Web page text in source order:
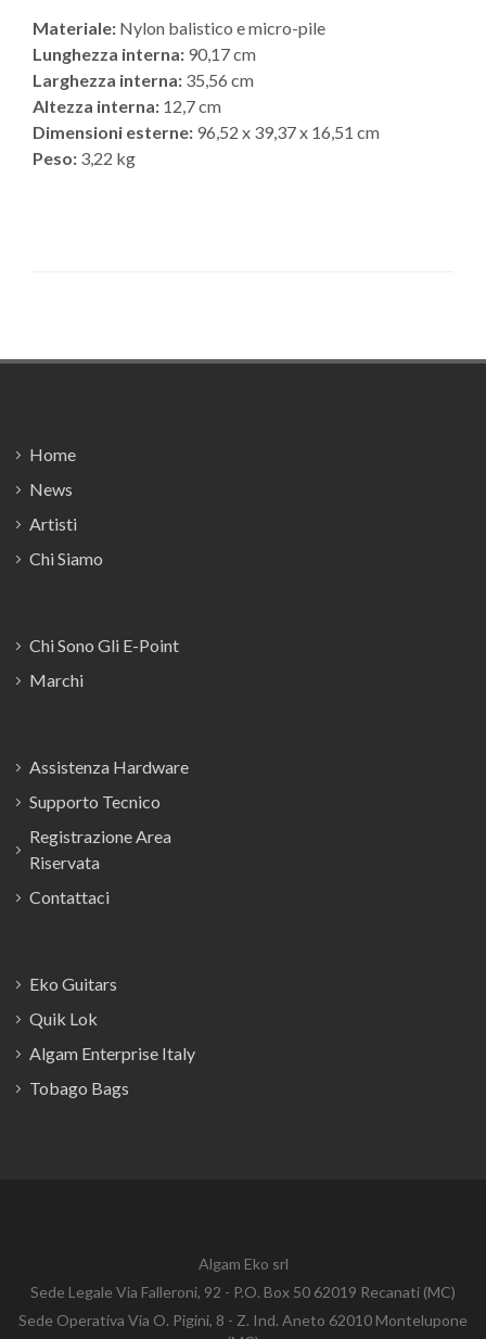
Materiale: Nylon balistico e micro-pile
Lunghezza interna: 90,17 cm
Larghezza interna: 35,56 cm
Altezza interna: 12,7 cm
Dimensioni esterne: 96,52 x 39,37 x 16,51 cm
Peso: 3,22 kg
Home
News
Artisti
Chi Siamo
Chi Sono Gli E-Point
Marchi
Assistenza Hardware
Supporto Tecnico
Registrazione Area
Riservata
Contattaci
Eko Guitars
Quik Lok
Algam Enterprise Italy
Tobago Bags
Algam Eko srl
Sede Legale Via Falleroni, 92 - P.O. Box 50 62019 Recanati (MC)
Sede Operativa Via O. Pigini, 8 - Z. Ind. Aneto 62010 Montelupone